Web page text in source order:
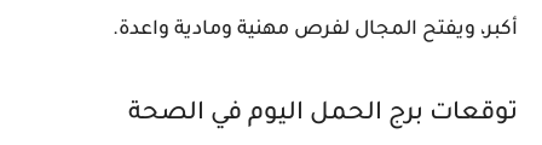
أكبر، ويفتح المجال لفرص مهنية ومادية واعدة.
توقعات برج الحمل اليوم في الصحة